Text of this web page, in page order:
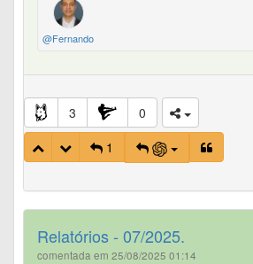
@Fernando
3
0
1
Relatórios - 07/2025.
comentada em 25/08/2025 01:14